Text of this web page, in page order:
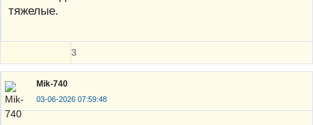
тяжелые.
3
Mik-740
03-06-2026 07:59:48